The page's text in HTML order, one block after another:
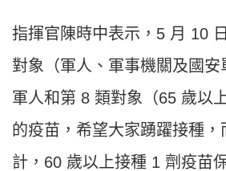
指揮官陳時中表示，5 月 10
對象（軍人、軍事機關及國安
軍人和第 8 類對象（65 歲以
的疫苗，希望大家踴躍接種，
計，60 歲以上接種 1 劑疫苗